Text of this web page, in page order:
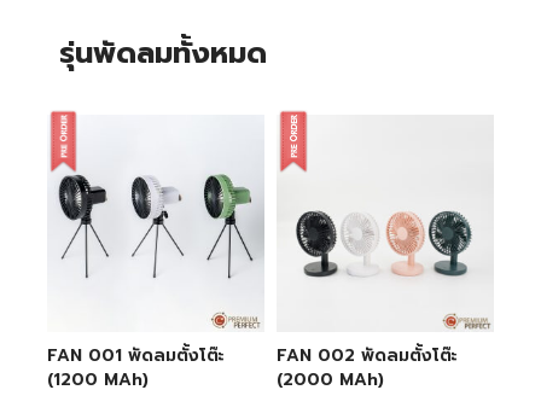
รุ่นพัดลมทั้งหมด
FAN 001 พัดลมตั้งโต๊ะ
(1200 MAh)
FAN 002 พัดลมตั้งโต๊ะ
(2000 MAh)